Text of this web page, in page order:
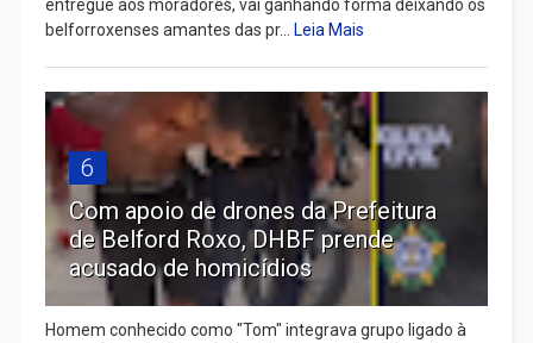
entregue aos moradores, vai ganhando forma deixando os
belforroxenses amantes das pr... Leia Mais
6
Com apoio de drones da Prefeitura
de Belford Roxo, DHBF prende
acusado de homicídios
Homem conhecido como "Tom" integrava grupo ligado à